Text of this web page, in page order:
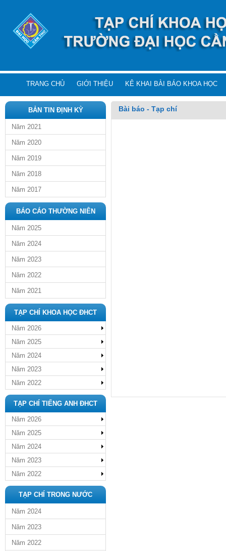
TRANG CHỦ GIỚI THIỆU KÊ KHAI BÀI BÁO KHOA HỌC
BẢN TIN ĐỊNH KỲ
Năm 2021
Năm 2020
Năm 2019
Năm 2018
Năm 2017
BÁO CÁO THƯỜNG NIÊN
Năm 2025
Năm 2024
Năm 2023
Năm 2022
Năm 2021
TẠP CHÍ KHOA HỌC ĐHCT
Năm 2026
Năm 2025
Năm 2024
Năm 2023
Năm 2022
TẠP CHÍ TIẾNG ANH ĐHCT
Năm 2026
Năm 2025
Năm 2024
Năm 2023
Năm 2022
TẠP CHÍ TRONG NƯỚC
Năm 2024
Năm 2023
Năm 2022
Bài báo - Tạp chí